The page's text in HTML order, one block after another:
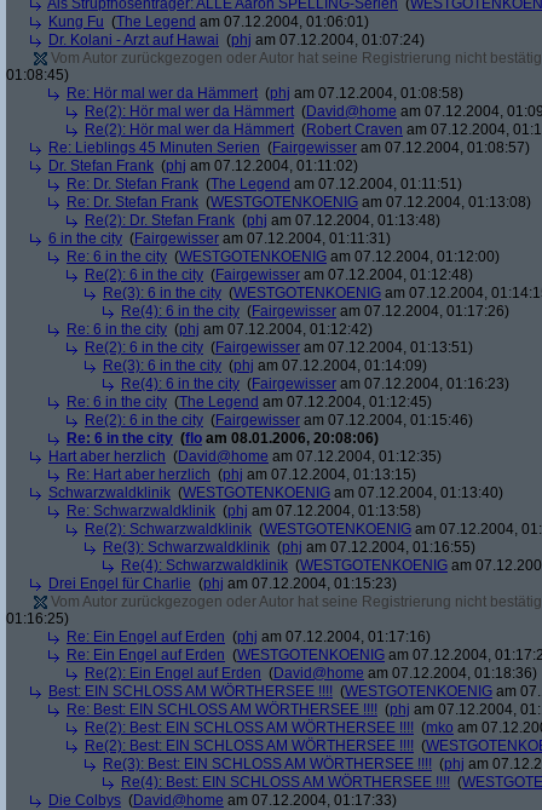
Als Strupfhosenträger: ALLE Aaron SPELLING-Serien (
Kung Fu (The Legend am 07.12.2004, 01:06:01)
Dr. Kolani - Arzt auf Hawai (phj am 07.12.2004, 01:07:24)
Vom Autor zurückgezogen oder Autor hat seine Registrierung nicht
01:08:45)
Re: Hör mal wer da Hämmert (phj am 07.12.2004, 01:08:58)
Re(2): Hör mal wer da Hämmert (David@home am 07.12.2004,
Re(2): Hör mal wer da Hämmert (Robert Craven am 07.12.2004,
Re: Lieblings 45 Minuten Serien (Fairgewisser am 07.12.2004, 01:08:57)
Dr. Stefan Frank (phj am 07.12.2004, 01:11:02)
Re: Dr. Stefan Frank (The Legend am 07.12.2004, 01:11:51)
Re: Dr. Stefan Frank (WESTGOTENKOENIG am 07.12.2004, 01:13:08)
Re(2): Dr. Stefan Frank (phj am 07.12.2004, 01:13:48)
6 in the city (Fairgewisser am 07.12.2004, 01:11:31)
Re: 6 in the city (WESTGOTENKOENIG am 07.12.2004, 01:12:00)
Re(2): 6 in the city (Fairgewisser am 07.12.2004, 01:12:48)
Re(3): 6 in the city (WESTGOTENKOENIG am 07.12.2004,
Re(4): 6 in the city (Fairgewisser am 07.12.2004, 01:17:26)
Re: 6 in the city (phj am 07.12.2004, 01:12:42)
Re(2): 6 in the city (Fairgewisser am 07.12.2004, 01:13:51)
Re(3): 6 in the city (phj am 07.12.2004, 01:14:09)
Re(4): 6 in the city (Fairgewisser am 07.12.2004, 01:16:23)
Re: 6 in the city (The Legend am 07.12.2004, 01:12:45)
Re(2): 6 in the city (Fairgewisser am 07.12.2004, 01:15:46)
Re: 6 in the city (flo am 08.01.2006, 20:08:06)
Hart aber herzlich (David@home am 07.12.2004, 01:12:35)
Re: Hart aber herzlich (phj am 07.12.2004, 01:13:15)
Schwarzwaldklinik (WESTGOTENKOENIG am 07.12.2004, 01:13:40)
Re: Schwarzwaldklinik (phj am 07.12.2004, 01:13:58)
Re(2): Schwarzwaldklinik (WESTGOTENKOENIG am 07.12.2004,
Re(3): Schwarzwaldklinik (phj am 07.12.2004, 01:16:55)
Re(4): Schwarzwaldklinik (WESTGOTENKOENIG am
Drei Engel für Charlie (phj am 07.12.2004, 01:15:23)
Vom Autor zurückgezogen oder Autor hat seine Registrierung nicht
01:16:25)
Re: Ein Engel auf Erden (phj am 07.12.2004, 01:17:16)
Re: Ein Engel auf Erden (WESTGOTENKOENIG am 07.12.2004,
Re(2): Ein Engel auf Erden (David@home am 07.12.2004, 01:18:36)
Best: EIN SCHLOSS AM WÖRTHERSEE !!!! (WESTGOTENKOENIG am
Re: Best: EIN SCHLOSS AM WÖRTHERSEE !!!! (phj am 07.12.2004,
Re(2): Best: EIN SCHLOSS AM WÖRTHERSEE !!!! (mko am
Re(2): Best: EIN SCHLOSS AM WÖRTHERSEE !!!! (
Re(3): Best: EIN SCHLOSS AM WÖRTHERSEE !!!! (phj am
Re(4): Best: EIN SCHLOSS AM WÖRTHERSEE !!!! (
Die Colbys (David@home am 07.12.2004, 01:17:33)